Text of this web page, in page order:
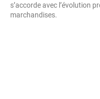
s’accorde avec l’évolution
marchandises.